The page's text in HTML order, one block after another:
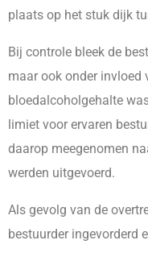
plaats op het stuk dijk
Bij controle bleek de
maar ook onder invloed
bloedalcoholgehalte
limiet voor ervaren
daarop meegenomen
werden uitgevoerd.
Als gevolg van de
bestuurder ingevorderd